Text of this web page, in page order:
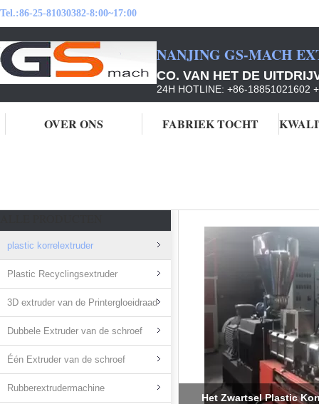
Tel.:86-25-81030382-8:00~17:00
NANJING GS-MACH
CO. VAN HET DE
24H HOTLINE: +86-18851021602
OVER ONS FABRIEK TOCHT
plastic korrelextruder
Plastic Recyclingsextruder
3D extruder van de Printergloeidraad
Dubbele Extruder van de schroef
Één Extruder van de schroef
Rubberextrudermachine
Plastic de Machine/de
geluidssterkte van de